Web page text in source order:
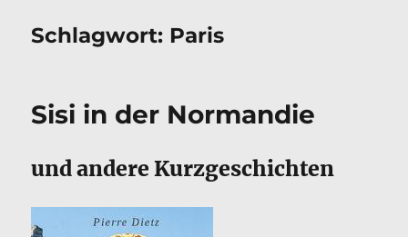
Schlagwort: Paris
Sisi in der Normandie
und andere Kurzgeschichten